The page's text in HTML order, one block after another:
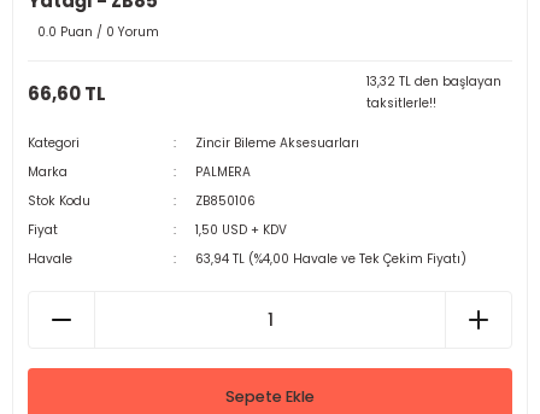
0.0 Puan / 0 Yorum
66,60 TL
13,32 TL den başlayan
taksitlerle!!
Kategori
Zincir Bileme Aksesuarları
Marka
PALMERA
Stok Kodu
ZB850106
Fiyat
1,50 USD + KDV
Havale
63,94 TL (%4,00 Havale ve Tek Çekim Fiyatı)
Sepete Ekle